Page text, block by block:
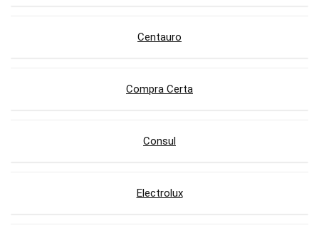
Centauro
Compra Certa
Consul
Electrolux